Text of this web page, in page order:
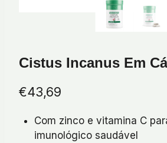
Cistus Incanus Em
€43,69
Com zinco e vitamina C
imunológico saudável